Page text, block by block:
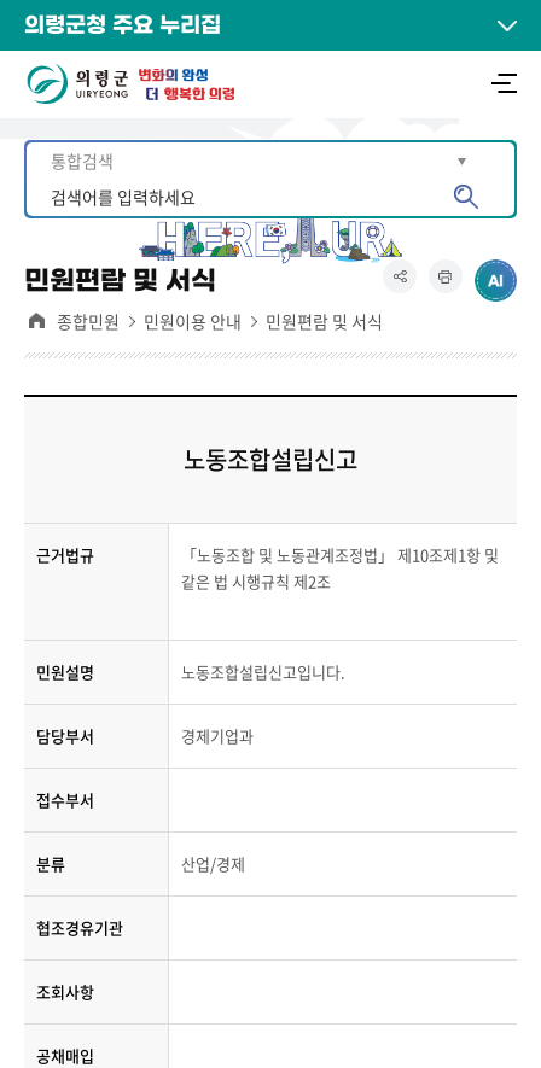
의령군청 주요 누리집
민원편람 및 서식
종합민원 민원이용 안내 민원편람 및 서식
노동조합설립신고
근거법규
「노동조합 및 노동관계조정법」 제10조제1항 및
같은 법 시행규칙 제2조
민원설명 노동조합설립신고입니다.
담당부서 경제기업과
접수부서
분류 산업/경제
협조경유기관
조회사항
공채매입